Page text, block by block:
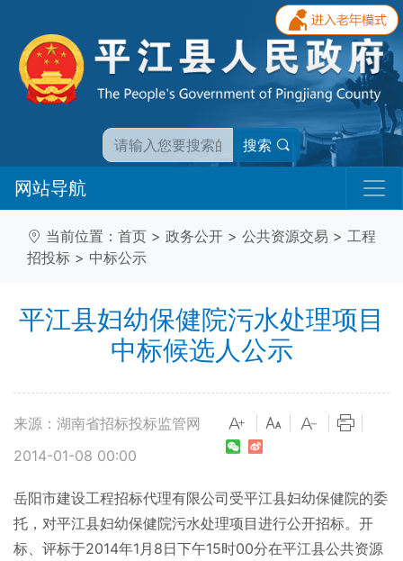
搜索
网站导航
当前位置： 首页 > 政务公开 > 公共资源交易 > 工程
招投标 > 中标公示
平江县妇幼保健院污水处理项目
中标候选人公示
来源：湖南省招标投标监管网
2014-01-08 00:00
岳阳市建设工程招标代理有限公司受平江县妇幼保健院的委
托，对平江县妇幼保健院污水处理项目进行公开招标。开
标、评标于2014年1月8日下午15时00分在平江县公共资源